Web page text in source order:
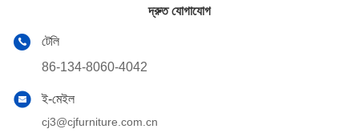
দ্রুত যোগাযোগ
টেলি
86-134-8060-4042
ই-মেইল
cj3@cjfurniture.com.cn